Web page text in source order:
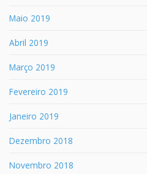
Maio 2019
Abril 2019
Março 2019
Fevereiro 2019
Janeiro 2019
Dezembro 2018
Novembro 2018